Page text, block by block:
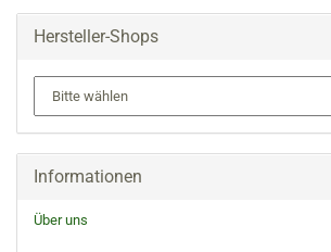
Hersteller-Shops
Informationen
Über uns